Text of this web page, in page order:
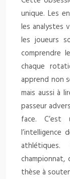
unique. Les
les analystes
les joueurs
comprendre
chaque
apprend non
mais aussi à
passeur
face.
l’intelligence
championnat,
thèse à